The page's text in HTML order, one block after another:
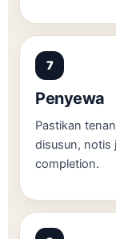
Penyewa
Pastikan
disusun, notis
completion.